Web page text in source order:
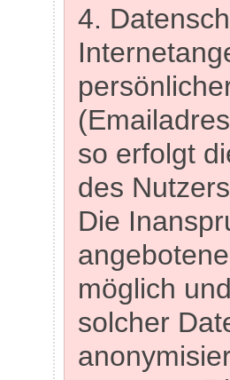
4.
so erfolgt
des
Die
möglich
solcher